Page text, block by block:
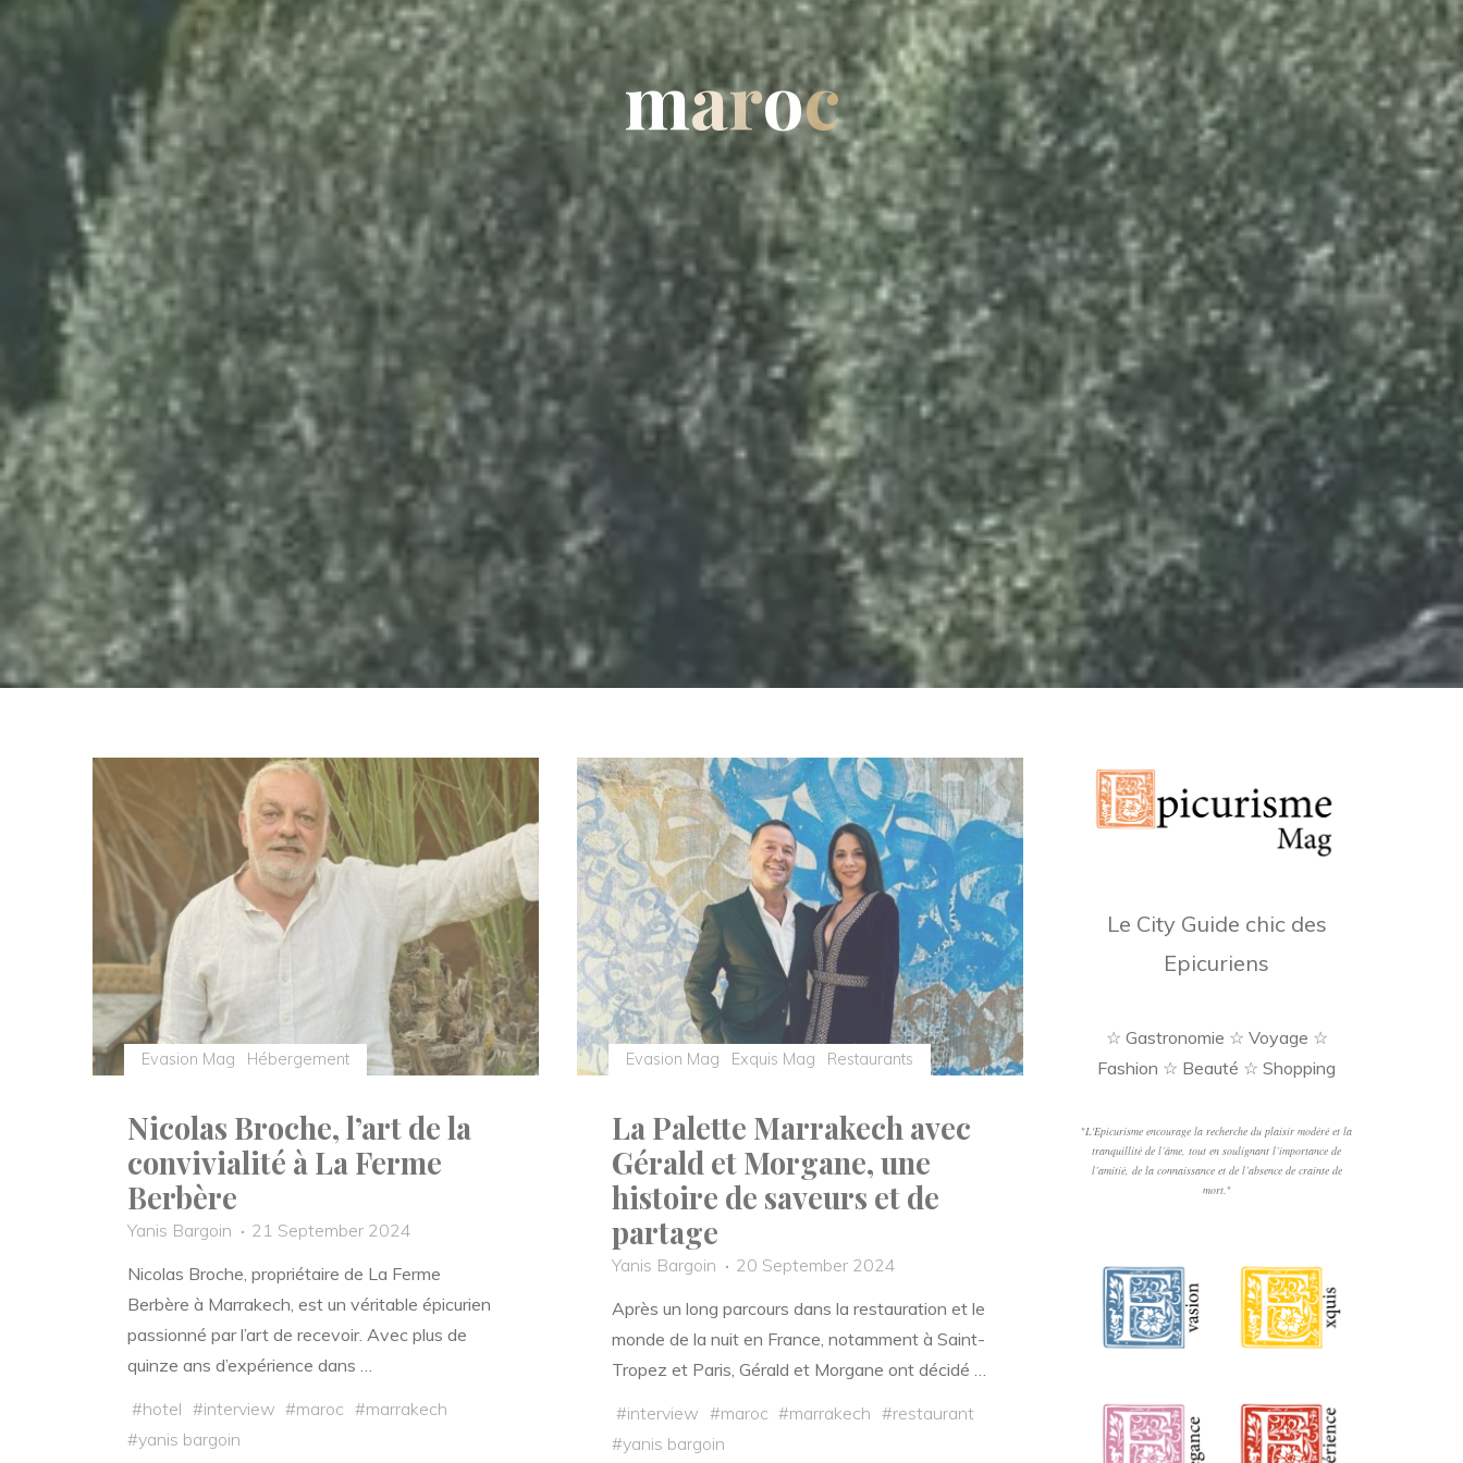
maroc
Evasion Mag Hébergement
Nicolas Broche, l’art de la
convivialité à La Ferme
Berbère
Yanis Bargoin
21 September 2024
Nicolas Broche, propriétaire de La Ferme
Berbère à Marrakech, est un véritable épicurien
passionné par l’art de recevoir. Avec plus de
quinze ans d’expérience dans …
#hotel #interview #maroc #marrakech
#yanis bargoin
Evasion Mag Exquis Mag Restaurants
La Palette Marrakech avec
Gérald et Morgane, une
histoire de saveurs et de
partage
Yanis Bargoin
20 September 2024
Après un long parcours dans la restauration et le
monde de la nuit en France, notamment à Saint-
Tropez et Paris, Gérald et Morgane ont décidé …
#interview #maroc #marrakech #restaurant
#yanis bargoin
Le City Guide chic des
Epicuriens
☆ Gastronomie ☆ Voyage ☆
Fashion ☆ Beauté ☆ Shopping
"L'Epicurisme encourage la recherche du plaisir modéré et la
tranquillité de l’âme, tout en soulignant l’importance de
l’amitié, de la connaissance et de l’absence de crainte de
mort. "